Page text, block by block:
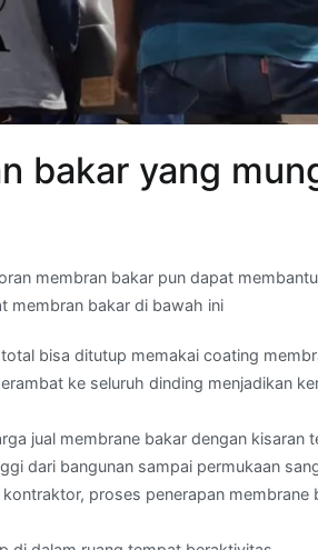
bakar yang
membran bakar pun dapat
membran bakar di bawah ini
bisa ditutup memakai coating
ke seluruh dinding menjadikan
jual membrane bakar dengan kisaran
dari bangunan sampai permukaan
proses penerapan membrane